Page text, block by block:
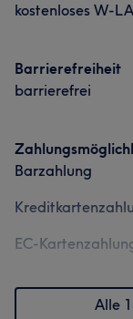
kostenloses W-
Barrierefreiheit
barrierefrei
Barzahlung
EC-
Alle